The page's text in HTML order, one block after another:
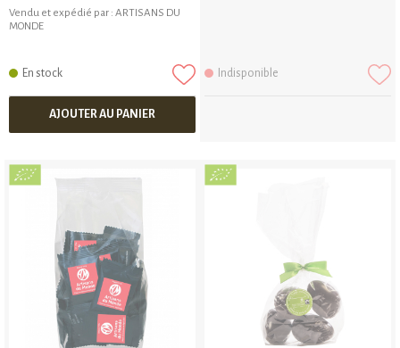
Vendu et expédié par : ARTISANS DU
MONDE
En stock
AJOUTER AU PANIER
Indisponible